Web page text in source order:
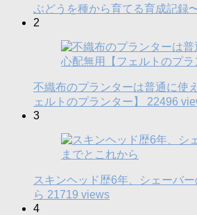
ぶどうを種から育てる育成記録
2
不織布のプランターは普通に使
ェルトのプランター】 22496
3
スキンヘッド歴6年、シェーバ
ら 21719 views
4